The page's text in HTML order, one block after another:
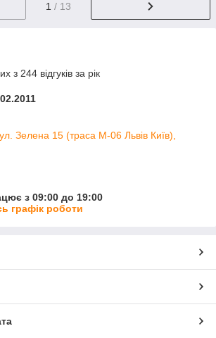
1 / 13
з 244 відгуків за рік
Зелена 15 (траса М-06 Львів Київ),
з 09:00 до 19:00
графік роботи